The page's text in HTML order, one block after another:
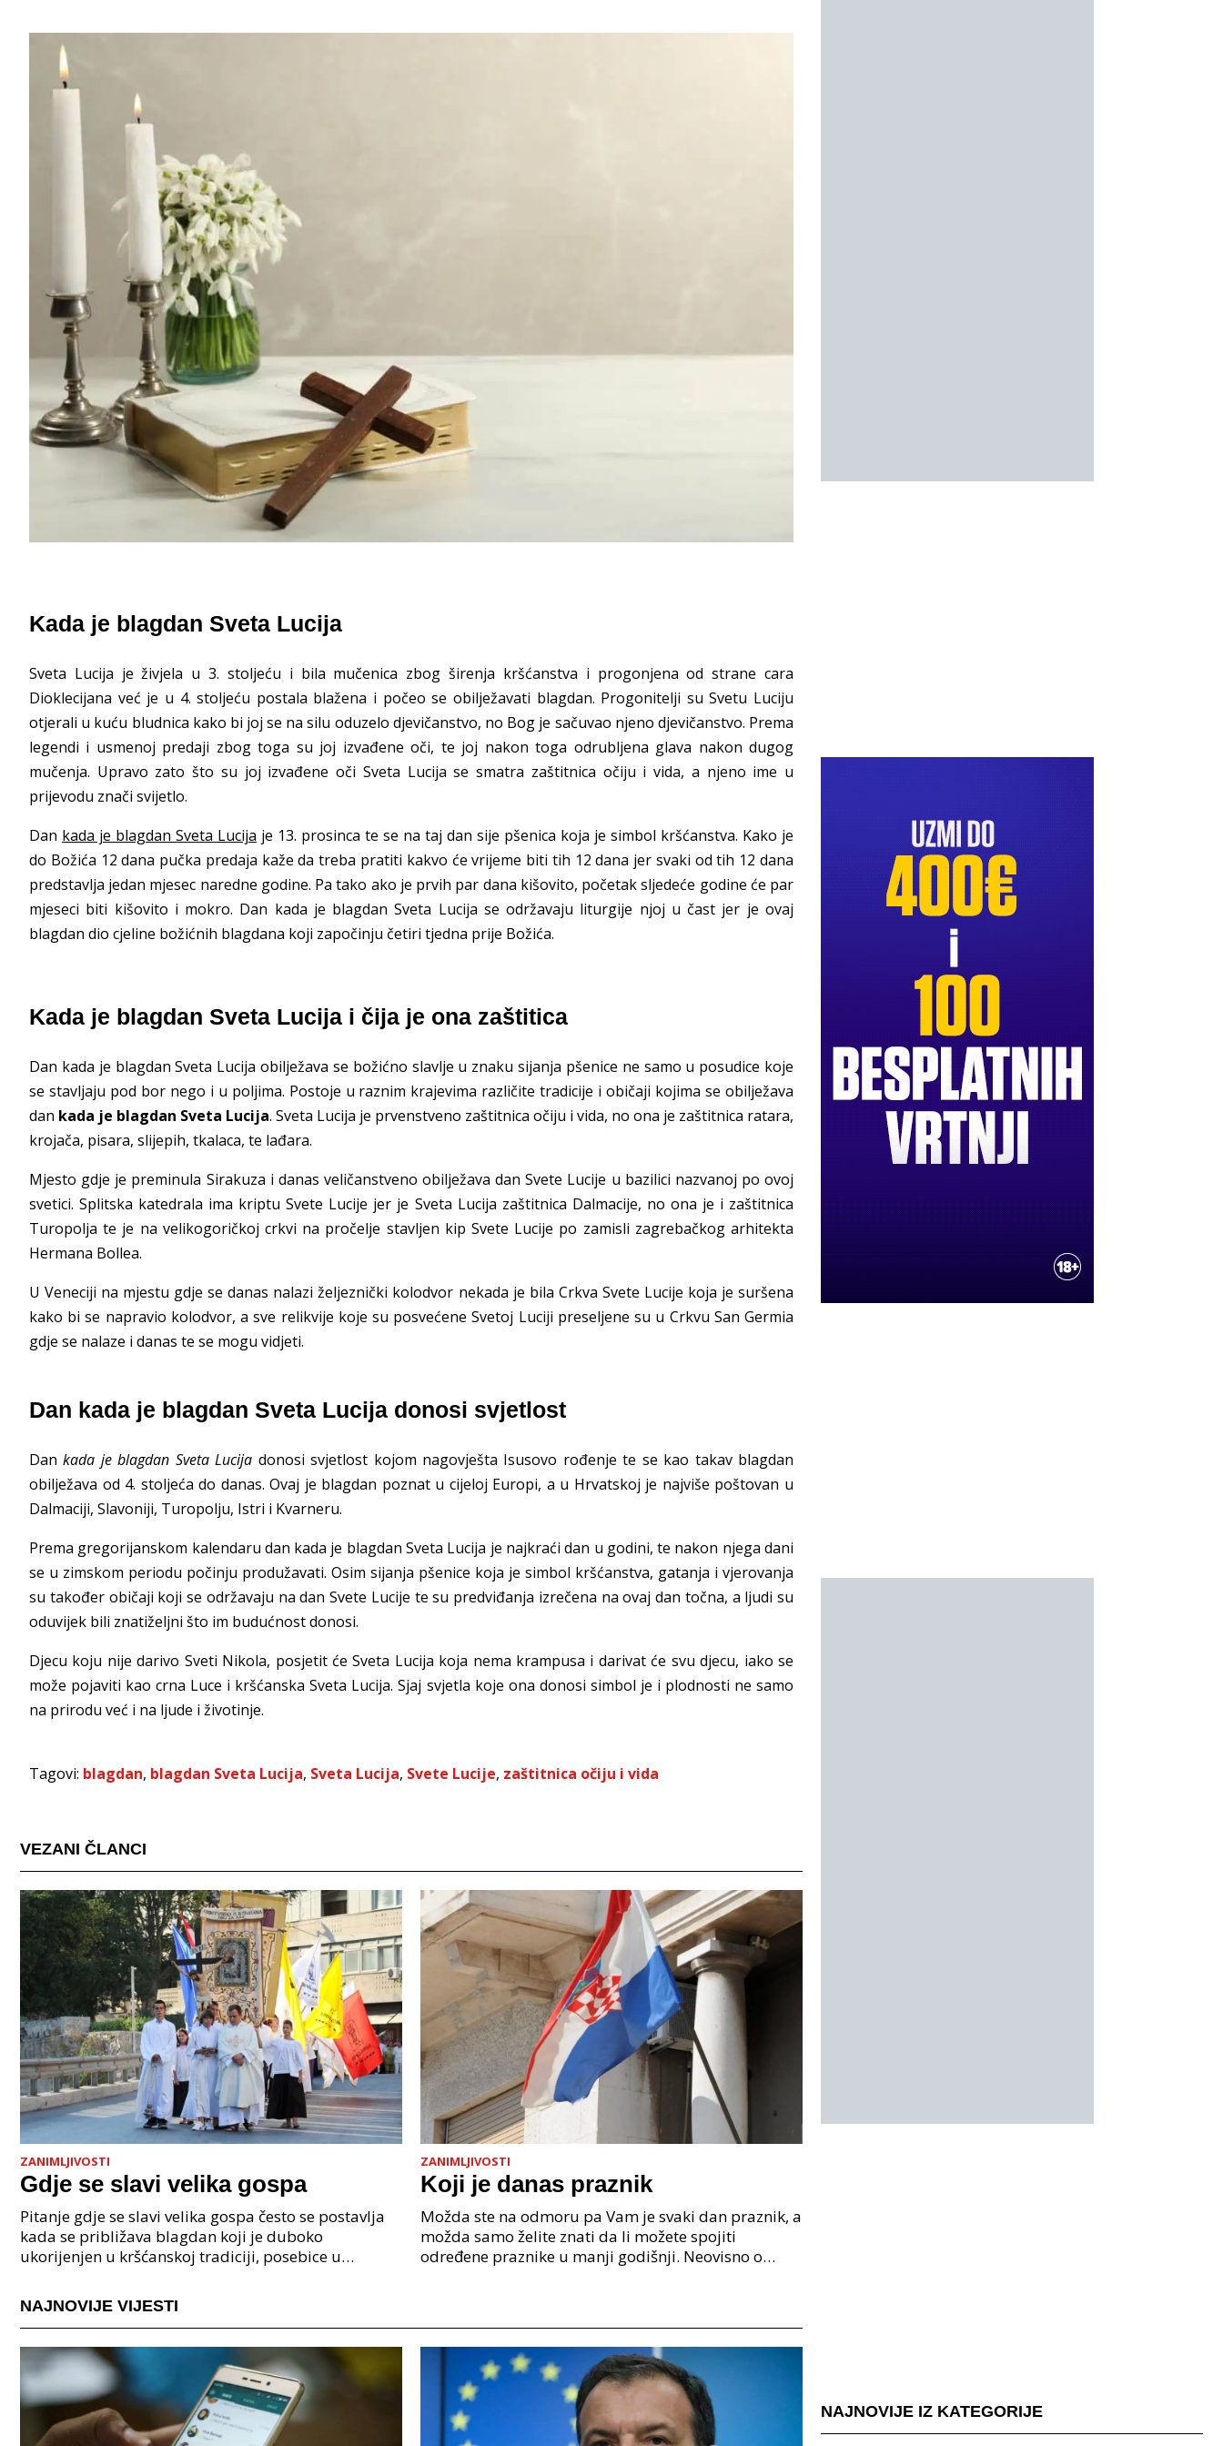
Kada je blagdan Sveta Lucija
Sveta Lucija je živjela u 3. stoljeću i bila mučenica zbog širenja kršćanstva i progonjena od strane cara
Dioklecijana već je u 4. stoljeću postala blažena i počeo se obilježavati blagdan. Progonitelji su Svetu Luciju
otjerali u kuću bludnica kako bi joj se na silu oduzelo djevičanstvo, no Bog je sačuvao njeno djevičanstvo. Prema
legendi i usmenoj predaji zbog toga su joj izvađene oči, te joj nakon toga odrubljena glava nakon dugog
mučenja. Upravo zato što su joj izvađene oči Sveta Lucija se smatra zaštitnica očiju i vida, a njeno ime u
prijevodu znači svijetlo.
Dan kada je blagdan Sveta Lucija je 13. prosinca te se na taj dan sije pšenica koja je simbol kršćanstva. Kako je
do Božića 12 dana pučka predaja kaže da treba pratiti kakvo će vrijeme biti tih 12 dana jer svaki od tih 12 dana
predstavlja jedan mjesec naredne godine. Pa tako ako je prvih par dana kišovito, početak sljedeće godine će par
mjeseci biti kišovito i mokro. Dan kada je blagdan Sveta Lucija se održavaju liturgije njoj u čast jer je ovaj
blagdan dio cjeline božićnih blagdana koji započinju četiri tjedna prije Božića.
Kada je blagdan Sveta Lucija i čija je ona zaštitica
Dan kada je blagdan Sveta Lucija obilježava se božićno slavlje u znaku sijanja pšenice ne samo u posudice koje
se stavljaju pod bor nego i u poljima. Postoje u raznim krajevima različite tradicije i običaji kojima se obilježava
dan kada je blagdan Sveta Lucija. Sveta Lucija je prvenstveno zaštitnica očiju i vida, no ona je zaštitnica ratara,
krojača, pisara, slijepih, tkalaca, te lađara.
Mjesto gdje je preminula Sirakuza i danas veličanstveno obilježava dan Svete Lucije u bazilici nazvanoj po ovoj
svetici. Splitska katedrala ima kriptu Svete Lucije jer je Sveta Lucija zaštitnica Dalmacije, no ona je i zaštitnica
Turopolja te je na velikogoričkoj crkvi na pročelje stavljen kip Svete Lucije po zamisli zagrebačkog arhitekta
Hermana Bollea.
U Veneciji na mjestu gdje se danas nalazi željeznički kolodvor nekada je bila Crkva Svete Lucije koja je suršena
kako bi se napravio kolodvor, a sve relikvije koje su posvećene Svetoj Luciji preseljene su u Crkvu San Germia
gdje se nalaze i danas te se mogu vidjeti.
Dan kada je blagdan Sveta Lucija donosi svjetlost
Dankada je blagdan Sveta Lucija donosi svjetlost kojom nagovješta Isusovo rođenje te se kao takav blagdan
obilježava od 4. stoljeća do danas. Ovaj je blagdan poznat u cijeloj Europi, a u Hrvatskoj je najviše poštovan u
Dalmaciji, Slavoniji, Turopolju, Istri i Kvarneru.
Prema gregorijanskom kalendaru dan kada je blagdan Sveta Lucija je najkraći dan u godini, te nakon njega dani
se u zimskom periodu počinju produžavati. Osim sijanja pšenice koja je simbol kršćanstva, gatanja i vjerovanja
su također običaji koji se održavaju na dan Svete Lucije te su predviđanja izrečena na ovaj dan točna, a ljudi su
oduvijek bili znatiželjni što im budućnost donosi.
Djecu koju nije darivo Sveti Nikola, posjetit će Sveta Lucija koja nema krampusa i darivat će svu djecu, iako se
može pojaviti kao crna Luce i kršćanska Sveta Lucija. Sjaj svjetla koje ona donosi simbol je i plodnosti ne samo
na prirodu već i na ljude i životinje.
Tagovi: blagdan, blagdan Sveta Lucija, Sveta Lucija, Svete Lucije, zaštitnica očiju i vida
VEZANI ČLANCI
ZANIMLJIVOSTI
Gdje se slavi velika gospa
Pitanje gdje se slavi velika gospa često se postavlja
kada se približava blagdan koji je duboko
ukorijenjen u kršćanskoj tradiciji, posebice u
veli
ZANIMLJIVOSTI
Koji je danas praznik
Možda ste na odmoru pa Vam je svaki dan praznik, a
možda samo želite znati da li možete spojiti
određene praznike u manji godišnji. Neovisno o
NAJNOVIJE VIJESTI
NAJNOVIJE IZ KATEGORIJE